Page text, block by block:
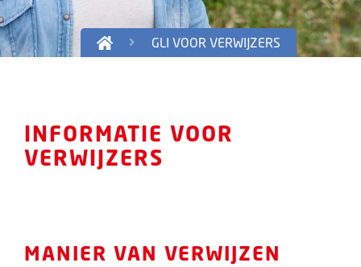
GLI VOOR VERWIJZERS
INFORMATIE VOOR
VERWIJZERS
MANIER VAN VERWIJZEN